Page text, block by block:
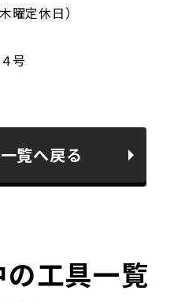
曜定休日）
号
覧へ戻る
工具一覧